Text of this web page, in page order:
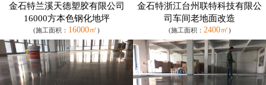
金石特兰溪天德塑胶有限公司
16000方本色钢化地坪
(施工面积： 16000㎡)
金石特浙江台州联特科技有限公
司车间老地面改造
(施工面积： 2400㎡)